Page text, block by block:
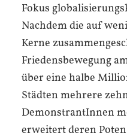
Fokus
Nachdem die auf
Kerne
Friedensbewegung
über eine halbe
Städten mehrere
DemonstrantInnen
erweitert deren